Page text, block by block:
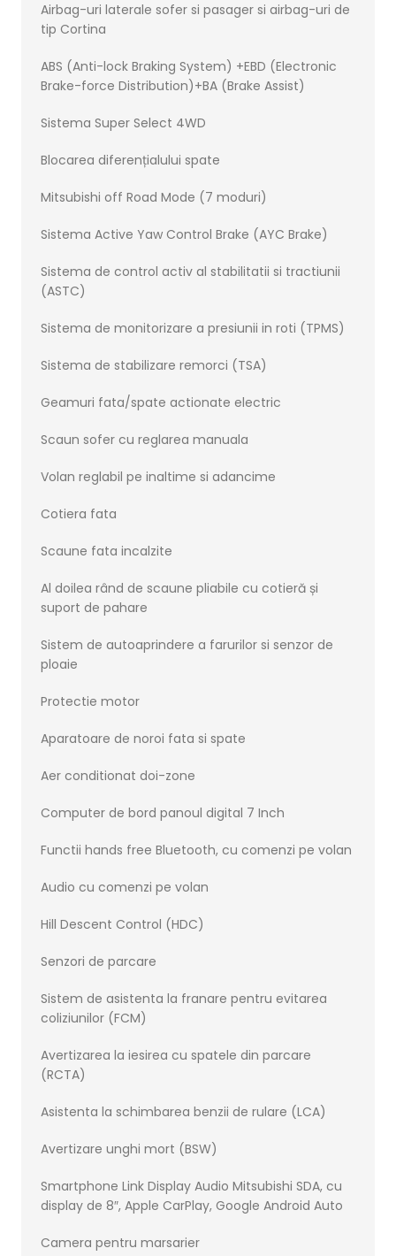
Airbag-uri laterale sofer si pasager si airbag-uri de
tip Cortina
ABS (Anti-lock Braking System) +EBD (Electronic
Brake-force Distribution)+BA (Brake Assist)
Sistema Super Select 4WD
Blocarea diferențialului spate
Mitsubishi off Road Mode (7 moduri)
Sistema Active Yaw Control Brake (AYC Brake)
Sistema de control activ al stabilitatii si tractiunii
(ASTC)
Sistema de monitorizare a presiunii in roti (TPMS)
Sistema de stabilizare remorci (TSA)
Geamuri fata/spate actionate electric
Scaun sofer cu reglarea manuala
Volan reglabil pe inaltime si adancime
Cotiera fata
Scaune fata incalzite
Al doilea rând de scaune pliabile cu cotieră și
suport de pahare
Sistem de autoaprindere a farurilor si senzor de
ploaie
Protectie motor
Aparatoare de noroi fata si spate
Aer conditionat doi-zone
Computer de bord panoul digital 7 Inch
Functii hands free Bluetooth, cu comenzi pe volan
Audio cu comenzi pe volan
Hill Descent Control (HDC)
Senzori de parcare
Sistem de asistenta la franare pentru evitarea
coliziunilor (FCM)
Avertizarea la iesirea cu spatele din parcare
(RCTA)
Asistenta la schimbarea benzii de rulare (LCA)
Avertizare unghi mort (BSW)
Smartphone Link Display Audio Mitsubishi SDA, cu
display de 8″, Apple CarPlay, Google Android Auto
Camera pentru marsarier